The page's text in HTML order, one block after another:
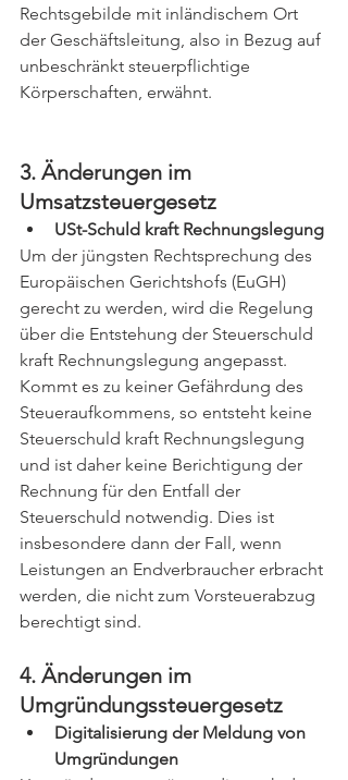
Rechtsgebilde mit inländischem Ort
der Geschäftsleitung, also in Bezug auf
unbeschränkt steuerpflichtige
Körperschaften, erwähnt.
3. Änderungen im
Umsatzsteuergesetz
USt-Schuld kraft Rechnungslegung
Um der jüngsten Rechtsprechung des
Europäischen Gerichtshofs (EuGH)
gerecht zu werden, wird die Regelung
über die Entstehung der Steuerschuld
kraft Rechnungslegung angepasst.
Kommt es zu keiner Gefährdung des
Steueraufkommens, so entsteht keine
Steuerschuld kraft Rechnungslegung
und ist daher keine Berichtigung der
Rechnung für den Entfall der
Steuerschuld notwendig. Dies ist
insbesondere dann der Fall, wenn
Leistungen an Endverbraucher erbracht
werden, die nicht zum Vorsteuerabzug
berechtigt sind.
4. Änderungen im
Umgründungssteuergesetz
Digitalisierung der Meldung von
Umgründungen